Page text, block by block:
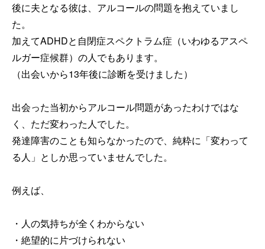
後に夫となる彼は、アルコールの問題を抱えていまし
た。
加えてADHDと自閉症スペクトラム症（いわゆるアスペ
ルガー症候群）の人でもあります。
（出会いから13年後に診断を受けました）
出会った当初からアルコール問題があったわけではな
く、ただ変わった人でした。
発達障害のことも知らなかったので、純粋に「変わって
る人」としか思っていませんでした。
例えば、
・人の気持ちが全くわからない
・絶望的に片づけられない